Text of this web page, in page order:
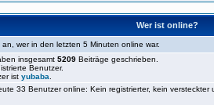
Wer ist online?
wer in den letzten 5 Minuten online war.
insgesamt 5209 Beiträge geschrieben.
Benutzer.
ist yubaba
33 Benutzer online: Kein registrierter, kein versteckter